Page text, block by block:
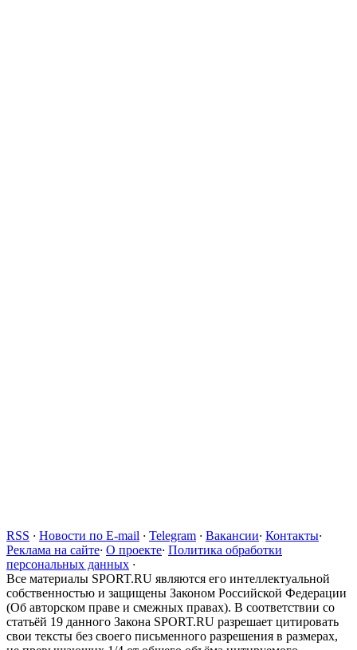
RSS · Новости по E-mail · Telegram · Вакансии· Контакты·
Реклама на сайте· О проекте· Политика обработки
персональных данных ·
Все материалы SPORT.RU являются его интеллектуальной
собственностью и защищены Законом Российской Федерации
(Об авторском праве и смежных правах). В соответствии со
статьёй 19 данного Закона SPORT.RU разрешает цитировать
свои тексты без своего письменного разрешения в размерах,